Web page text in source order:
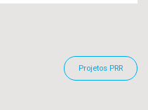
Projetos PRR